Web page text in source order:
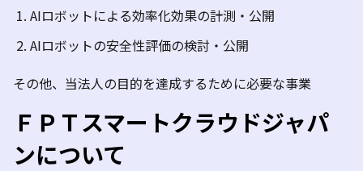
AIロボットによる効率化効果の計測・公開
AIロボットの安全性評価の検討・公開
その他、当法人の目的を達成するために必要な事業
ＦＰＴスマートクラウドジャパ
ンについて